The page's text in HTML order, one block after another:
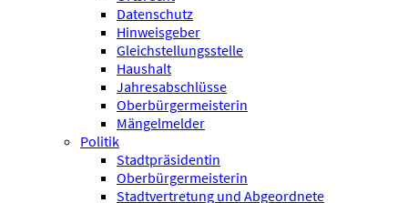
Datenschutz
Hinweisgeber
Gleichstellungsstelle
Haushalt
Jahresabschlüsse
Oberbürgermeisterin
Mängelmelder
Politik
Stadtpräsidentin
Oberbürgermeisterin
Stadtvertretung und Abgeordnete